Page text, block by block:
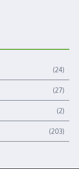
(24)
(27)
(2)
(203)